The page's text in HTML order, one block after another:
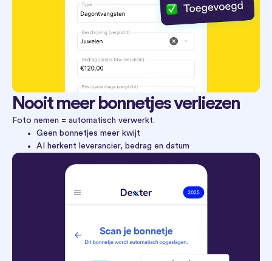
Nooit meer bonnetjes verliezen
Foto nemen = automatisch verwerkt.
Geen bonnetjes meer kwijt
AI herkent leverancier, bedrag en datum